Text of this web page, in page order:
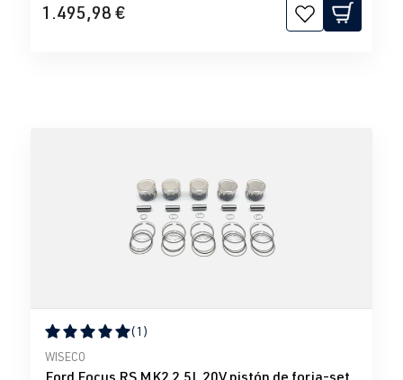
1.495,98 €
Calificación promedio de 5 de 5 estrellas
(1)
WISECO